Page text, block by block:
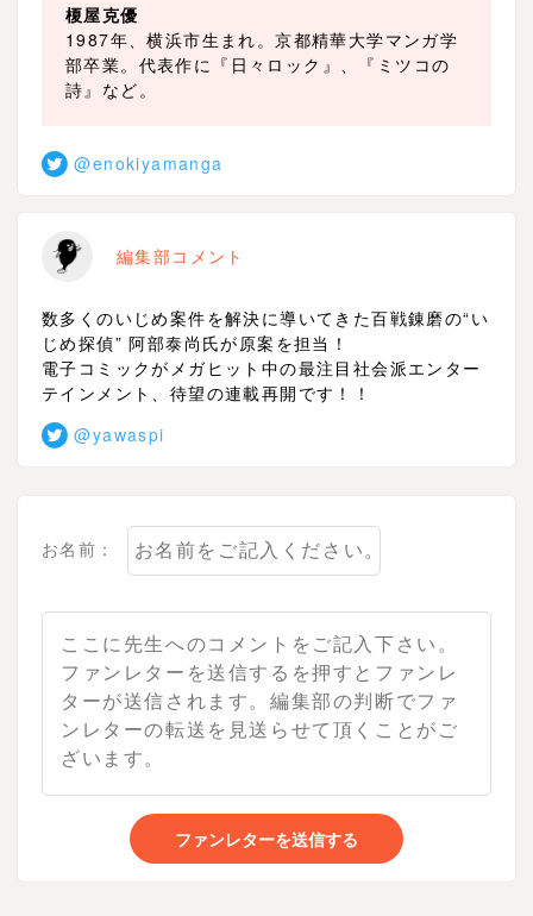
榎屋克優
1987年、横浜市生まれ。京都精華大学マンガ学
部卒業。代表作に『日々ロック』、『ミツコの
詩』など。
@enokiyamanga
編集部コメント
数多くのいじめ案件を解決に導いてきた百戦錬磨の“い
じめ探偵” 阿部泰尚氏が原案を担当！
電子コミックがメガヒット中の最注目社会派エンター
テインメント、待望の連載再開です！！
@yawaspi
お名前：
ファンレターを送信する